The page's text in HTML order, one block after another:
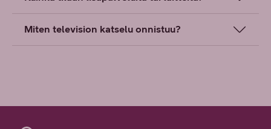
Miten television katselu onnistuu?